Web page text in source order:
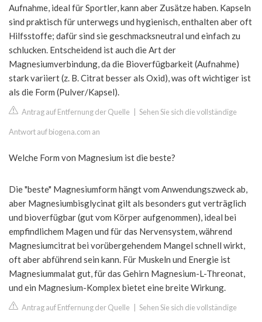
Aufnahme, ideal für Sportler, kann aber Zusätze haben. Kapseln
sind praktisch für unterwegs und hygienisch, enthalten aber oft
Hilfsstoffe; dafür sind sie geschmacksneutral und einfach zu
schlucken. Entscheidend ist auch die Art der
Magnesiumverbindung, da die Bioverfügbarkeit (Aufnahme)
stark variiert (z. B. Citrat besser als Oxid), was oft wichtiger ist
als die Form (Pulver/Kapsel).
Antrag auf Entfernung der Quelle Sehen Sie sich die vollständige
Antwort auf biogena.com an
Welche Form von Magnesium ist die beste?
Die "beste" Magnesiumform hängt vom Anwendungszweck ab,
aber Magnesiumbisglycinat gilt als besonders gut verträglich
und bioverfügbar (gut vom Körper aufgenommen), ideal bei
empfindlichem Magen und für das Nervensystem, während
Magnesiumcitrat bei vorübergehendem Mangel schnell wirkt,
oft aber abführend sein kann. Für Muskeln und Energie ist
Magnesiummalat gut, für das Gehirn Magnesium-L-Threonat,
und ein Magnesium-Komplex bietet eine breite Wirkung.
Antrag auf Entfernung der Quelle Sehen Sie sich die vollständige